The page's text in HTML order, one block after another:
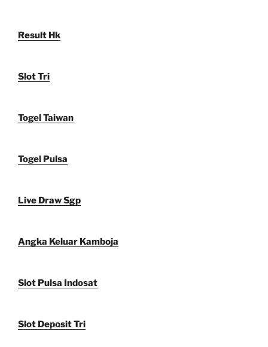
Result Hk
Slot Tri
Togel Taiwan
Togel Pulsa
Live Draw Sgp
Angka Keluar Kamboja
Slot Pulsa Indosat
Slot Deposit Tri